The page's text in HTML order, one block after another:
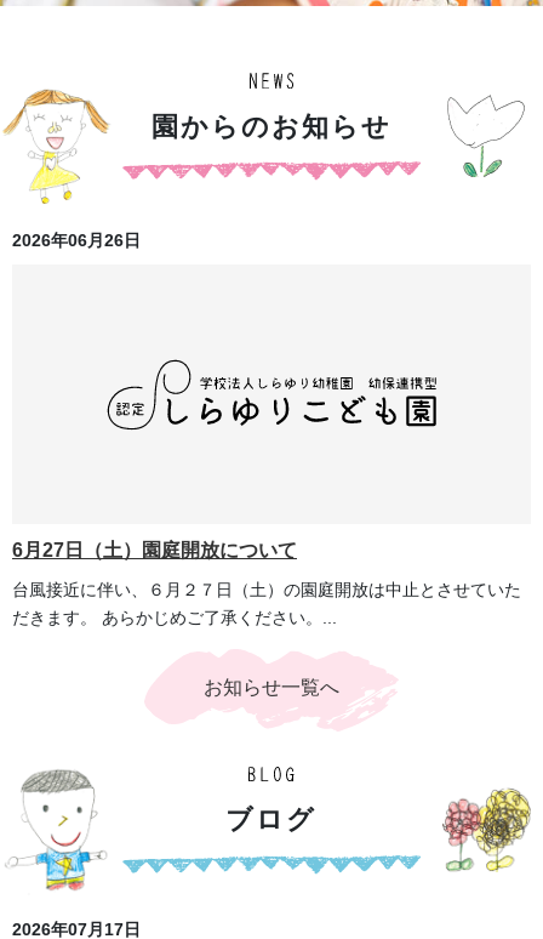
園 か ら のお知 ら せ
2026年06月26日
6月27日（土）園庭開放について
台風接近に伴い、６月２７日（土）の園庭開放は中止とさせていた
だきます。 あらかじめご了承ください。...
お知らせ一覧へ
ブ ロ グ
2026年07月17日